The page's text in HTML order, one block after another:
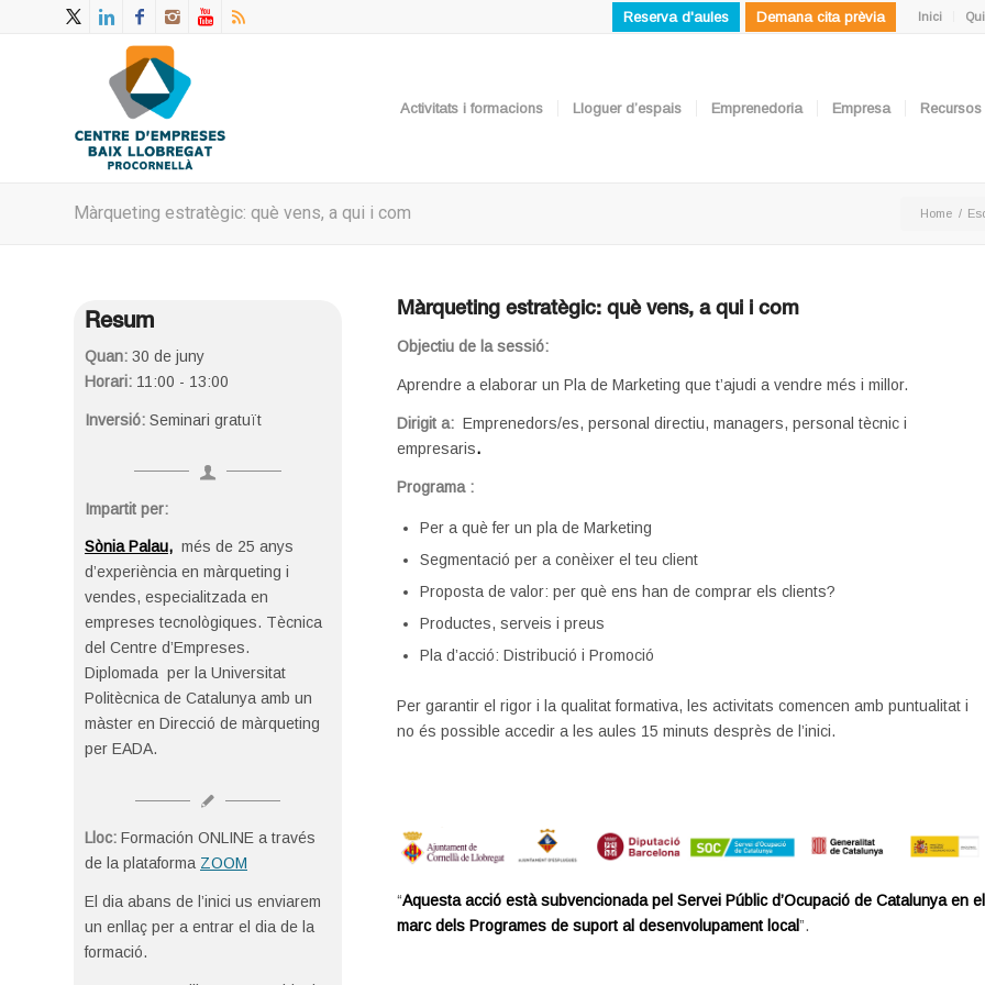
Inici
Reserva d'aules Demana cita prèvia
Activitats i formacions Lloguer d’espais Emprenedoria Empresa Recursos
Màrqueting estratègic: què vens, a qui i com Home /
Resum
Quan: 30 de juny
Horari: 11:00 - 13:00
Inversió: Seminari gratuït
Impartit per:
Sònia Palau, més de 25 anys
d’experiència en màrqueting i
vendes, especialitzada en
empreses tecnològiques. Tècnica
del Centre d’Empreses.
Diplomada per la Universitat
Politècnica de Catalunya amb un
màster en Direcció de màrqueting
per EADA.
Lloc: Formación ONLINE a través
de la plataforma ZOOM
El dia abans de l’inici us enviarem
un enllaç per a entrar el dia de la
formació.
Màrqueting estratègic: què vens, a qui i com
Objectiu de la sessió:
Aprendre a elaborar un Pla de Marketing que t’ajudi a vendre més i millor.
Dirigit a: Emprenedors/es, personal directiu, managers, personal tècnic i
empresaris.
Programa :
Per a què fer un pla de Marketing
Segmentació per a conèixer el teu client
Proposta de valor: per què ens han de comprar els clients?
Productes, serveis i preus
Pla d’acció: Distribució i Promoció
Per garantir el rigor i la qualitat formativa, les activitats comencen amb puntualitat i
no és possible accedir a les aules 15 minuts desprès de l’inici.
“Aquesta acció està subvencionada pel Servei Públic d’Ocupació de Catalunya en el
marc dels Programes de suport al desenvolupament local”.